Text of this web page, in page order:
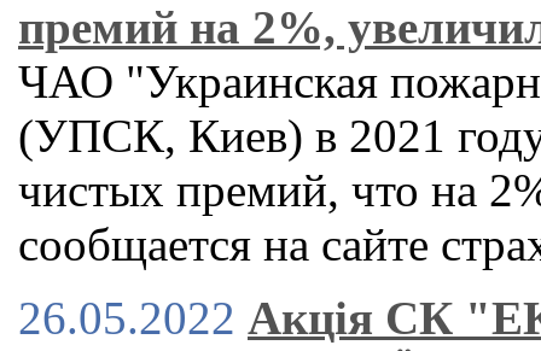
премий на 2%,
ЧАО "Украинская
(УПСК, Киев) в 2021
чистых премий, что на
сообщается на сайте
26.05.2022 Акція СК